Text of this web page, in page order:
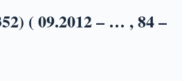
( 09.2012 – … , 84 –